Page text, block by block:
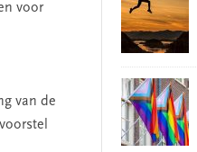
voor
van de